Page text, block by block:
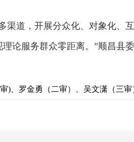
渠道，开展分众化、对象化、互
论服务群众零距离。”顺昌县委
)、罗金勇（二审）、吴文潇（三审